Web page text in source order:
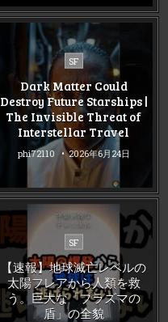
Posted
SF
Dark Matter Could
Destroy Future Starships |
The Invisible Threat of
Interstellar Travel
phi72110 2026年6月24日
Posted
in
SF
【速報】地球滅亡レベルの
太陽フレアから人類を救
う。巨大な「プラズマの
盾」の全貌